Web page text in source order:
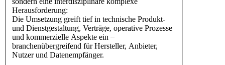
Herausforderung:
Die Umsetzung greift tief in technische Produkt-
und Dienstgestaltung, Verträge, operative Prozesse
und kommerzielle Aspekte ein –
branchenübergreifend für Hersteller, Anbieter,
Nutzer und Datenempfänger.